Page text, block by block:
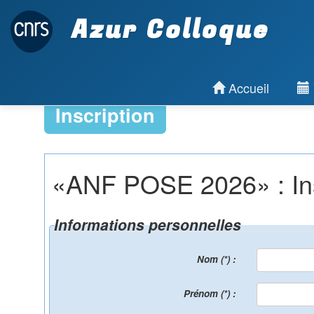
Azur Colloque
Accueil
Inscription
«ANF POSE 2026» :
Informations personnelles
Nom (*) :
Prénom (*) :